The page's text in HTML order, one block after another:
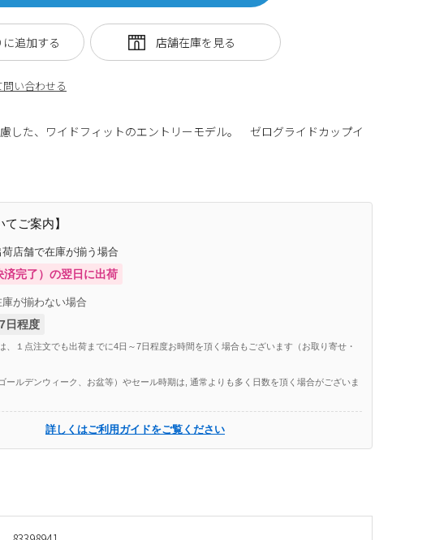
い合わせる
追加する
した、ワイドフィットのエントリーモデル。 ゼログライドカップイ
てご案内】
店舗で在庫が揃う場合
済完了）の翌日に出荷
が揃わない場合
日程度
１点注文でも出荷までに4日～7日程度お時間を頂く場合もございます（お取り寄せ・
ルデンウィーク、お盆等）やセール時期は, 通常よりも多く日数を頂く場合がございま
詳しくはご利用ガイドをご覧ください